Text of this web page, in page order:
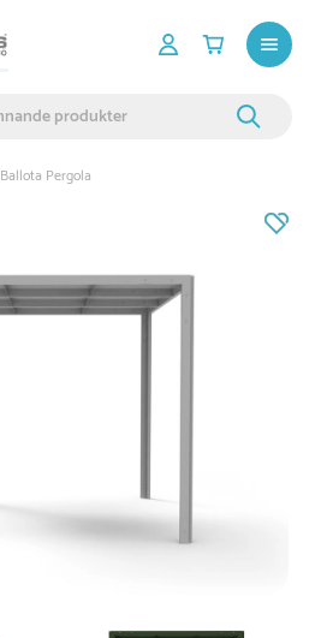
Ballota Pergola